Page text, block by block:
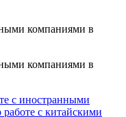
компаниями в
компаниями в
с иностранными
с китайскими